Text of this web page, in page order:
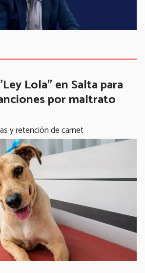
Lola" en Salta para
por maltrato
y retención de carnet